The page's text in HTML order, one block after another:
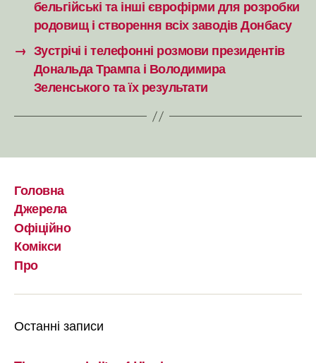
бельгійські та інші єврофірми для розробки
родовищ і створення всіх заводів Донбасу
→ Зустрічі і телефонні розмови президентів
Дональда Трампа і Володимира
Зеленського та їх результати
Головна
Джерела
Офіційно
Комікси
Про
Останні записи